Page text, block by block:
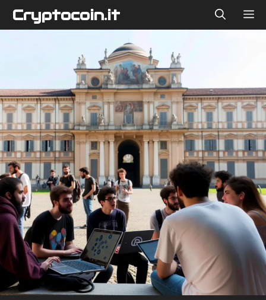
Cryptocoin.it